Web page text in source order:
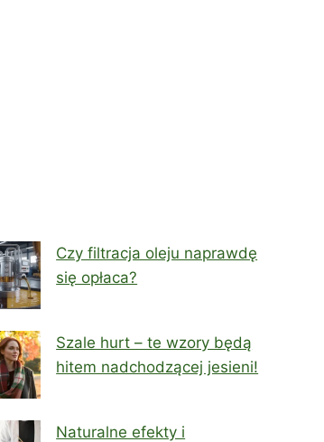
Czy filtracja oleju naprawdę
się opłaca?
Szale hurt – te wzory będą
hitem nadchodzącej jesieni!
Naturalne efekty i